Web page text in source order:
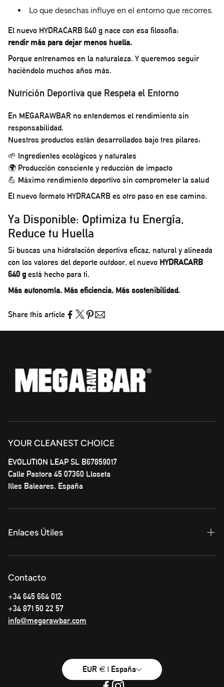
Lo que desechas influye en el entorno que recorres.
El nuevo HYDRACARB 640 g nace con esa filosofía:
rendir más para dejar menos huella.
Porque entrenamos en la naturaleza. Y queremos seguir
haciéndolo muchos años más.
Nutrición Deportiva que Respeta el Entorno
En MEGARAWBAR no entendemos el rendimiento sin
responsabilidad.
Nuestros productos están desarrollados bajo tres pilares:
🌱 Ingredientes ecológicos y naturales
🌍 Producción consciente y reducción de impacto
💪 Máximo rendimiento deportivo sin comprometer la salud
El nuevo formato HYDRACARB es otro paso en ese camino.
Ya Disponible: Optimiza tu Energía,
Reduce tu Huella
Si buscas una hidratación deportiva eficaz, natural y alineada
con los valores del deporte outdoor, el nuevo HYDRACARB
640 g está hecho para ti.
Más autonomía. Más eficiencia. Más sostenibilidad.
Share this article
YOUR CLEANEST CHOICE
EVOLUTION LEAP SL B67859017
Calle Pastora 45 07360 Lloseta
Illes Baleares, España
Enlaces Útiles
Info Envíos
Contacto
+34 645 664 012
+34 871 50 22 57
info@megarawbar.com
EUR € | España